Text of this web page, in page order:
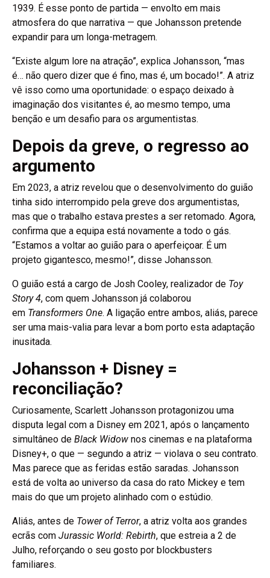
1939. É esse ponto de partida — envolto em mais
atmosfera do que narrativa — que Johansson pretende
expandir para um longa-metragem.
“Existe algum lore na atração”, explica Johansson, “mas
é… não quero dizer que é fino, mas é, um bocado!”. A atriz
vê isso como uma oportunidade: o espaço deixado à
imaginação dos visitantes é, ao mesmo tempo, uma
benção e um desafio para os argumentistas.
Depois da greve, o regresso ao
argumento
Em 2023, a atriz revelou que o desenvolvimento do guião
tinha sido interrompido pela greve dos argumentistas,
mas que o trabalho estava prestes a ser retomado. Agora,
confirma que a equipa está novamente a todo o gás.
“Estamos a voltar ao guião para o aperfeiçoar. É um
projeto gigantesco, mesmo!”, disse Johansson.
O guião está a cargo de Josh Cooley, realizador de Toy
Story 4, com quem Johansson já colaborou
em Transformers One. A ligação entre ambos, aliás, parece
ser uma mais-valia para levar a bom porto esta adaptação
inusitada.
Johansson + Disney =
reconciliação?
Curiosamente, Scarlett Johansson protagonizou uma
disputa legal com a Disney em 2021, após o lançamento
simultâneo de Black Widow nos cinemas e na plataforma
Disney+, o que — segundo a atriz — violava o seu contrato.
Mas parece que as feridas estão saradas. Johansson
está de volta ao universo da casa do rato Mickey e tem
mais do que um projeto alinhado com o estúdio.
Aliás, antes de Tower of Terror, a atriz volta aos grandes
ecrãs com Jurassic World: Rebirth, que estreia a 2 de
Julho, reforçando o seu gosto por blockbusters
familiares.